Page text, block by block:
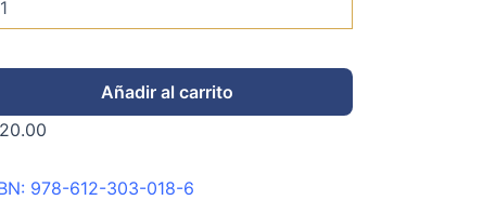
Añadir al carrito
978-612-303-018-6